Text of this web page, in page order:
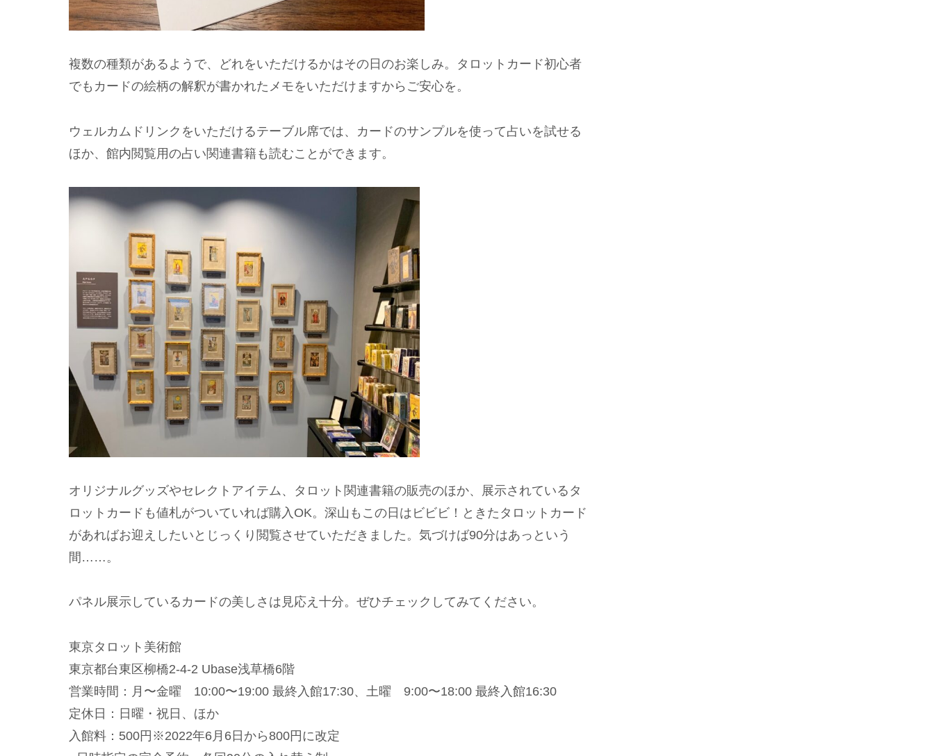
複数の種類があるようで、どれをいただけるかはその日のお楽しみ。タロットカード初心者
でもカードの絵柄の解釈が書かれたメモをいただけますからご安心を。
ウェルカムドリンクをいただけるテーブル席では、カードのサンプルを使って占いを試せる
ほか、館内閲覧用の占い関連書籍も読むことができます。
オリジナルグッズやセレクトアイテム、タロット関連書籍の販売のほか、展示されているタ
ロットカードも値札がついていれば購入OK。深山もこの日はビビビ！ときたタロットカード
があればお迎えしたいとじっくり閲覧させていただきました。気づけば90分はあっという
間……。
パネル展示しているカードの美しさは見応え十分。ぜひチェックしてみてください。
東京タロット美術館
東京都台東区柳橋2-4-2 Ubase浅草橋6階
営業時間：月〜金曜 10:00〜19:00 最終入館17:30、土曜 9:00〜18:00 最終入館16:30
定休日：日曜・祝日、ほか
入館料：500円※2022年6月6日から800円に改定